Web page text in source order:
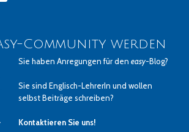
Community werden
Sie haben Anregungen für deneasy-Blog?
Sie sind Englisch-LehrerIn und wollen
selbst Beiträge schreiben?
Kontaktieren Sie uns!